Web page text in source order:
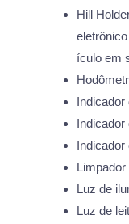
Hill
ículo em
Indicador
Indicador
Luz de
Luz de